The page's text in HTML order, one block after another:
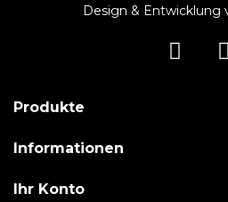
Design & Entwicklung
Produkte
Informationen
Ihr Konto